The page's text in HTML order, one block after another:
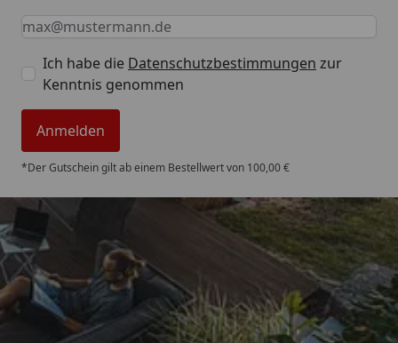
Keine Eingabe erforderlich
Eingabe erforderlich
E-Mail *
Ich habe die Datenschutzbestimmungen zur
Kenntnis genommen
Anmelden
*Der Gutschein gilt ab einem Bestellwert von 100,00 €
Trusted Shops
4,85/ 5